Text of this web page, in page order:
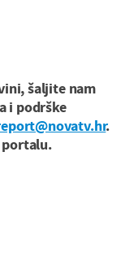
šaljite nam
i podrške
.
portalu.